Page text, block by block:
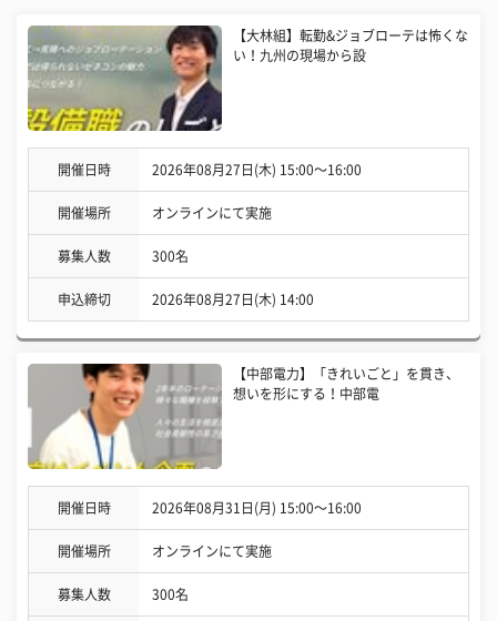
【大林組】転勤&ジョブローテは怖くな
い！九州の現場から設
開催日時 2026年08月27日(木) 15:00〜16:00
開催場所 オンラインにて実施
募集人数 300名
申込締切 2026年08月27日(木) 14:00
【中部電力】「きれいごと」を貫き、
想いを形にする！中部電
開催日時 2026年08月31日(月) 15:00〜16:00
開催場所 オンラインにて実施
募集人数 300名